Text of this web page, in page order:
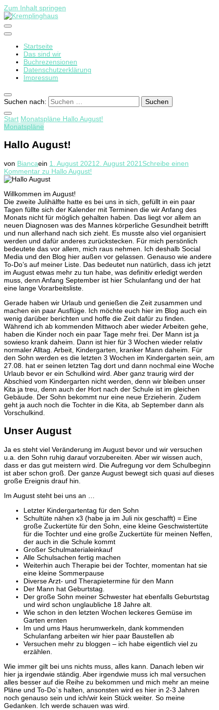
Zum Inhalt springen
Kremplinghaus
Startseite
Das sind wir
Buchrezensionen
Datenschutzerklärung
Impressum
Suchen nach:
Start Monatspläne Hallo August!
Monatspläne
Hallo August!
von Biancaein 1. August 2021 2. August 2021 Schreibe einen
Kommentar zu Hallo August!
Willkommen im August!
Die zweite Julihälfte hatte es bei uns in sich, gefüllt in ein paar
Tagen füllte sich der Kalender mit Terminen die wir Anfang des
Monats nicht für möglich gehalten haben. Das liegt vor allem an
neuen Diagnosen was des Mannes körperliche Gesundheit betrifft
und nun allerhand nach sich zieht. Es musste also viel organisiert
werden und dafür anderes zurückstecken. Für mich persönlich
bedeutete das vor allem, mich raus nehmen. Ich deshalb Social
Media und den Blog hier außen vor gelassen. Genauso wie andere
To-Do’s auf meiner Liste. Das bedeutet nun natürlich, dass ich jetzt
im August etwas mehr zu tun habe, was definitiv erledigt werden
muss, denn Anfang September ist hier Schulanfang und der hat
eine lange Vorarbeitsliste.
Gerade haben wir Urlaub und genießen die Zeit zusammen und
machen ein paar Ausflüge. Ich möchte euch hier im Blog auch ein
wenig darüber berichten und hoffe die Zeit dafür zu finden.
Während ich ab kommenden Mittwoch aber wieder Arbeiten gehe,
haben die Kinder noch ein paar Tage mehr frei. Der Mann ist ja
sowieso krank daheim. Dann ist hier für 3 Wochen wieder relativ
normaler Alltag. Arbeit, Kindergarten, kranker Mann daheim. Für
den Sohn werden es die letzten 3 Wochen im Kindergarten sein, am
27.08. hat er seinen letzten Tag dort und dann nochmal eine Woche
Urlaub bevor er ein Schulkind wird. Aber ganz traurig wird der
Abschied vom Kindergarten nicht werden, denn wir bleiben unser
Kita ja treu, denn auch der Hort nach der Schule ist im gleichen
Gebäude. Der Sohn bekommt nur eine neue Erzieherin. Zudem
geht ja auch noch die Tochter in die Kita, ab September dann als
Vorschulkind.
Unser August
Ja es steht viel Veränderung im August bevor und wir versuchen
u.a. den Sohn ruhig darauf vorzubereiten. Aber wir wissen auch,
dass er das gut meistern wird. Die Aufregung vor dem Schulbeginn
ist aber schon groß. Der ganze August bewegt sich quasi auf dieses
große Ereignis drauf hin.
Im August steht bei uns an …
Letzter Kindergartentag für den Sohn
Schultüte nähen x3 (habe ja im Juli nix geschafft) = Eine
große Zuckertüte für den Sohn, eine kleine Geschwistertüte
für die Tochter und eine große Zuckertüte für meinen Neffen,
der auch in die Schule kommt
Großer Schulmaterialeinkauf
Alle Schulsachen fertig machen
Weiterhin auch Therapie bei der Tochter, momentan hat sie
eine kleine Sommerpause
Diverse Arzt- und Therapietermine für den Mann
Der Mann hat Geburtstag.
Der große Sohn meiner Schwester hat ebenfalls Geburtstag
und wird schon unglaubliche 18 Jahre alt.
Wie schon in den letzten Wochen leckeres Gemüse im
Garten ernten
Im und ums Haus herumwerkeln, dank kommenden
Schulanfang arbeiten wir hier paar Baustellen ab
Versuchen mehr zu bloggen – ich habe eigentlich viel zu
erzählen.
Wie immer gilt bei uns nichts muss, alles kann. Danach leben wir
hier ja irgendwie ständig. Aber irgendwie muss ich mal versuchen
alles besser auf die Reihe zu bekommen und mich mehr an meine
Pläne und To-Do`s halten, ansonsten wird es hier in 2-3 Jahren
noch genauso sein und ich/wir kein Stück weiter. So meine
Gedanken. Ich werde schauen was wird.